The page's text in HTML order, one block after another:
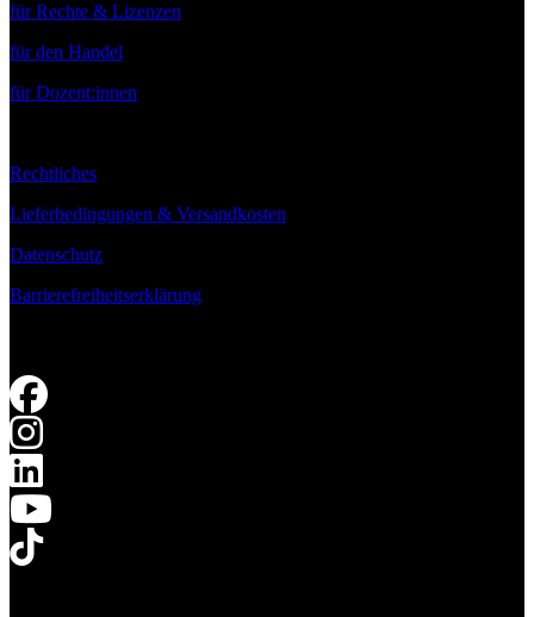
für Rechte & Lizenzen
für den Handel
für Dozent:innen
Rechtliches
Lieferbedingungen & Versandkosten
Datenschutz
Barrierefreiheitserklärung